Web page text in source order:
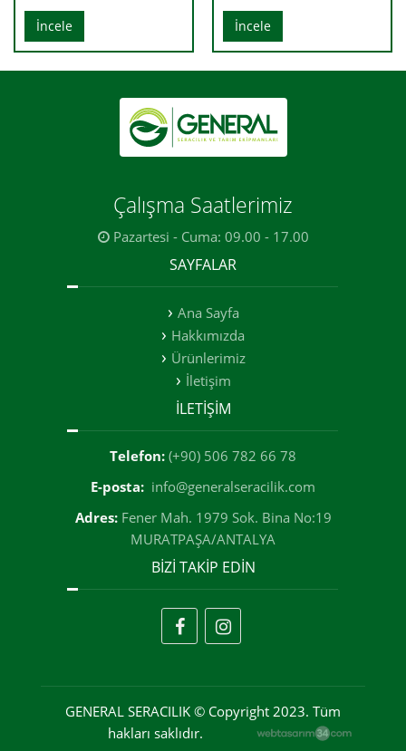
İncele İncele
Çalışma Saatlerimiz
Pazartesi - Cuma: 09.00 - 17.00
SAYFALAR
Ana Sayfa
Hakkımızda
Ürünlerimiz
İletişim
İLETİŞİM
Telefon: (+90) 506 782 66 78
E-posta: info@generalseracilik.com
Adres:Fener Mah. 1979 Sok. Bina No:19
MURATPAŞA/ANTALYA
BİZİ TAKİP EDİN
GENERAL SERACILIK © Copyright 2023. Tüm
hakları saklıdır.